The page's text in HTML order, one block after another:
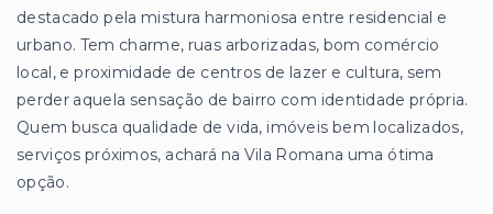
destacado pela mistura harmoniosa entre residencial e
urbano. Tem charme, ruas arborizadas, bom comércio
local, e proximidade de centros de lazer e cultura, sem
perder aquela sensação de bairro com identidade própria.
Quem busca qualidade de vida, imóveis bem localizados,
serviços próximos, achará na Vila Romana uma ótima
opção.